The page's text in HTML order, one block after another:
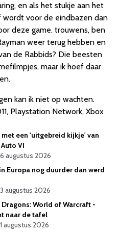
en als het stukje aan het
voor de eindbazen dan
deze game. trouwens, ben
weer terug hebben en
de Rabbids? Die beesten
maar ik hoef daar
kan ik niet op wachten.
Playstation Network, Xbox
een 'uitgebreid kijkje' van
VI
augustus 2026
Europa nog duurder dan werd
augustus 2026
World of Warcraft -
naar de tafel
augustus 2026